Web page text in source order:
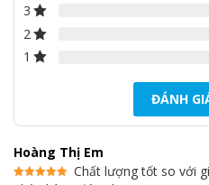
3
2
1
ĐÁNH
Hoàng Thị Em
Chất lượng tốt so với